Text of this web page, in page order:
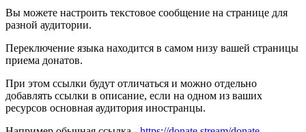
Вы можете настроить текстовое сообщение на странице для
разной аудитории.
Переключение языка находится в самом низу вашей страницы
приема донатов.
При этом ссылки будут отличаться и можно отдельно
добавлять ссылки в описание, если на одном из ваших
ресурсов основная аудитория иностранцы.